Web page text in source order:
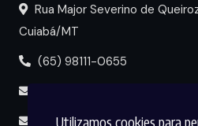
Utilizamos cookies para
Rua Major Severino de
Cuiabá/MT
(65) 98111-0655
midia@circuitomt.com.br